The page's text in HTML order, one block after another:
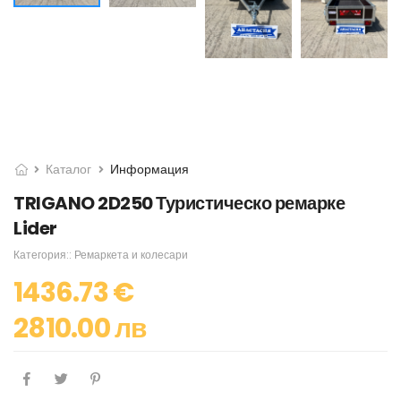
Каталог Информация
TRIGANO 2D250 Туристическо ремарке
Lider
Категория:: Ремаркета и колесари
1436.73 €
2810.00 лв